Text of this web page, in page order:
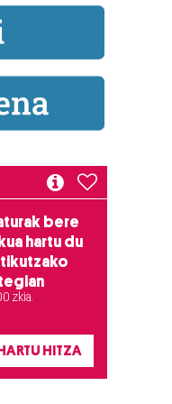
bere
hartu du
zkia.
HARTU HITZA